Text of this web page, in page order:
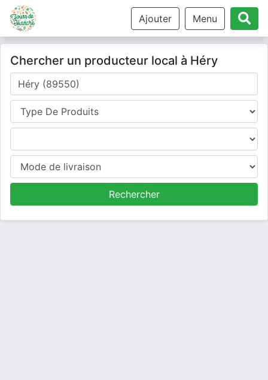
Ajouter Menu
Chercher un producteur local à Héry
Où cherchez-vous un producteur ?
Type de produits
Produits
Mode de livraison
Rechercher